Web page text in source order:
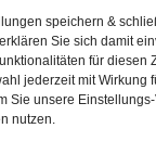
speichern &
Sie sich damit
für diesen
jederzeit mit Wirkung
Sie unsere
nutzen.